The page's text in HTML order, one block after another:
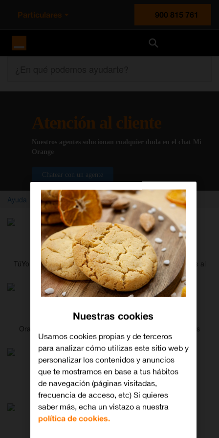
Particulares
900 815 761
Atención al cliente
Nuestros agentes solucionan cualquier duda en el chat Mi
Orange
Chatear con un agente
Ayuda Servicios y productos Orange
TúYo
TúYo te ayuda a guiar a tus hijos en un acceso responsable al
mundo digital.
Orange Pay
Orange Pay es un método de pago exclusivo para clientes
Orange.
Ciber Protección
La nueva solución de Ciberseguridad de Orange
Nuestras cookies
Usamos cookies propias y de terceros
para analizar cómo utilizas este sitio web y
personalizar los contenidos y anuncios
que te mostramos en base a tus hábitos
de navegación (páginas visitadas,
frecuencia de acceso, etc) Si quieres
saber más, echa un vistazo a nuestra
política de cookies.